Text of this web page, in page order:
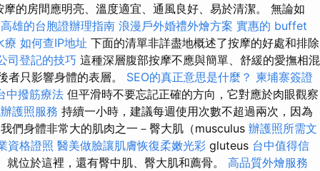
摩的房間應明亮、溫度適宜、通風良好、易於清潔。 無論如
高雄的台胞證辦理指南 浪漫戶外婚禮外燴方案 實惠的 buffet
療 如何查IP地址 下面的清單非詳盡地概述了按摩的好處和排除
司登記的技巧 這種深層腹部按摩不應與簡單、舒緩的愛撫相混
者只影響身體的表層。 SEO的真正意思是什麼？ 柬埔寨簽證
中撥筋療法 但平滑時不要忘記正確的方向，它對應於肉眼觀察
護照服務 持續一小時，建議每週使用次數不超過兩次，因為
們身體非常大的肌肉之一－臀大肌（musculus 辦護照所需文
資格證照 醫美做臉讓肌膚恢復柔嫩光彩 gluteus 台中值得信
就位於這裡，還有臀中肌、臀大肌和薦骨。 高品質外燴服務